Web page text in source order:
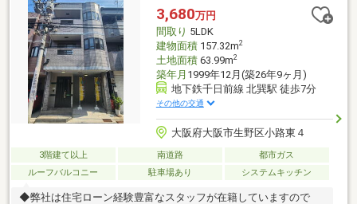
塗装 ■バルコニー塗装■防蟻工事 ■ハウスクリーニングなど
3,680万円
間取り 5LDK
建物面積157.32m2
土地面積63.99m2
築年月 1999年12月(築26年9ヶ月)
地下鉄千日前線 北巽駅 徒歩7分
その他の交通
大阪府大阪市生野区小路東４
3階建て以上 南道路
都市ガス
ルーフバルコニー
駐車場あり システムキッチン
◆弊社は住宅ローン経験豊富なスタッフが在籍していますので